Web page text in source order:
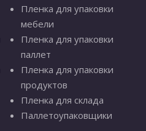
Пленка для упаковки
мебели
Пленка для упаковки
паллет
Пленка для упаковки
продуктов
Пленка для склада
Паллетоупаковщики